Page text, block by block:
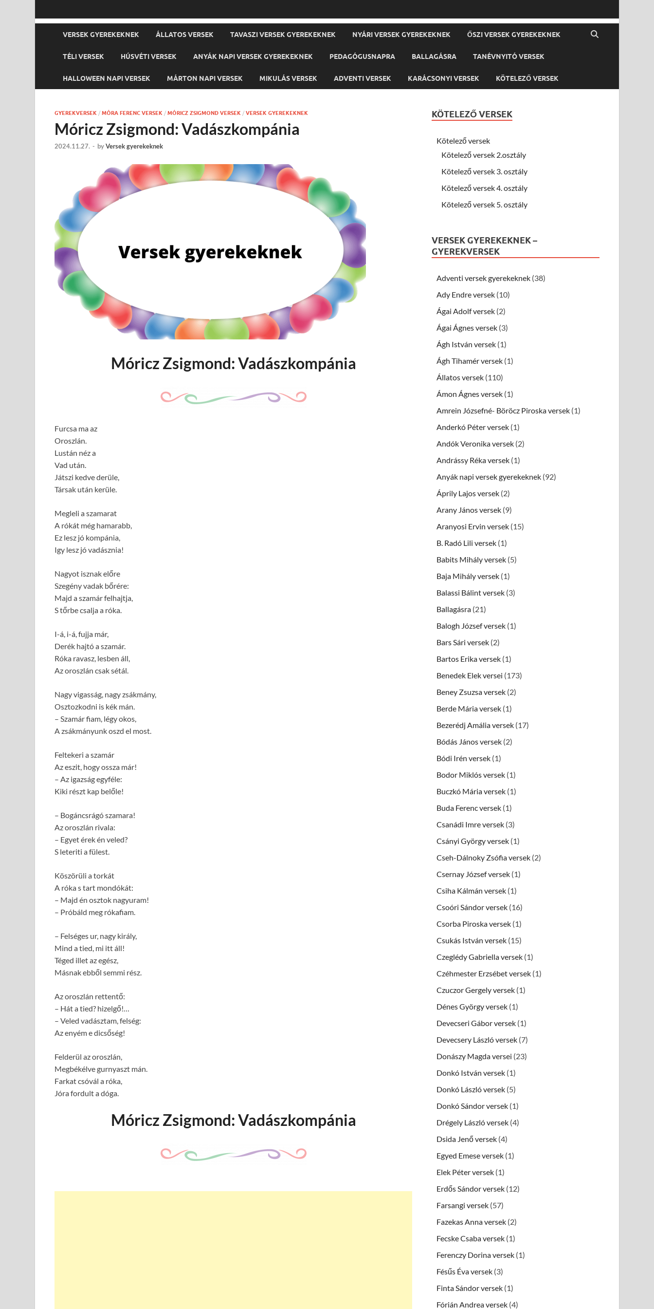
VERSEK GYEREKEKNEK ÁLLATOS VERSEK TAVASZI VERSEK GYEREKEKNEK NYÁRI VERSEK GYEREKEKNEK ŐSZI VERSEK GYEREKEKNEK
TÉLI VERSEK HÚSVÉTI VERSEK ANYÁK NAPI VERSEK GYEREKEKNEK PEDAGÓGUSNAPRA BALLAGÁSRA TANÉVNYITÓ VERSEK
HALLOWEEN NAPI VERSEK MÁRTON NAPI VERSEK MIKULÁS VERSEK ADVENTI VERSEK KARÁCSONYI VERSEK KÖTELEZŐ VERSEK
GYEREKVERSEK / MÓRA FERENC VERSEK / MÓRICZ ZSIGMOND VERSEK / VERSEK GYEREKEKNEK
Móricz Zsigmond: Vadászkompánia
2024.11.27. - byVersek gyerekeknek
Móricz Zsigmond: Vadászkompánia
Furcsa ma az
Oroszlán.
Lustán néz a
Vad után.
Játszi kedve derüle,
Társak után kerüle.
Megleli a szamarat
A rókát még hamarabb,
Ez lesz jó kompánia,
Igy lesz jó vadásznia!
Nagyot isznak előre
Szegény vadak bőrére:
Majd a szamár felhajtja,
S tőrbe csalja a róka.
I-á, i-á, fujja már,
Derék hajtó a szamár.
Róka ravasz, lesben áll,
Az oroszlán csak sétál.
Nagy vigasság, nagy zsákmány,
Osztozkodni is kék mán.
– Szamár fiam, légy okos,
A zsákmányunk oszd el most.
Feltekeri a szamár
Az eszit, hogy ossza már!
– Az igazság egyféle:
Kiki részt kap belőle!
– Bogáncsrágó szamara!
Az oroszlán rivala:
– Egyet érek én veled?
S leteriti a fülest.
Köszörüli a torkát
A róka s tart mondókát:
– Majd én osztok nagyuram!
– Próbáld meg rókafiam.
– Felséges ur, nagy király,
Mind a tied, mi itt áll!
Téged illet az egész,
Másnak ebből semmi rész.
Az oroszlán rettentő:
– Hát a tied? hizelgő!…
– Veled vadásztam, felség:
Az enyém e dicsőség!
Felderül az oroszlán,
Megbékélve gurnyaszt mán.
Farkat csóvál a róka,
Jóra fordult a dóga.
Móricz Zsigmond: Vadászkompánia
KÖTELEZŐ VERSEK
Kötelező versek
Kötelező versek 2.osztály
Kötelező versek 3. osztály
Kötelező versek 4. osztály
Kötelező versek 5. osztály
VERSEK GYEREKEKNEK –
GYEREKVERSEK
Adventi versek gyerekeknek (38)
Ady Endre versek (10)
Ágai Adolf versek (2)
Ágai Ágnes versek (3)
Ágh István versek (1)
Ágh Tihamér versek (1)
Állatos versek (110)
Ámon Ágnes versek (1)
Amrein Józsefné- Böröcz Piroska versek (1)
Anderkó Péter versek (1)
Andók Veronika versek (2)
Andrássy Réka versek (1)
Anyák napi versek gyerekeknek (92)
Áprily Lajos versek (2)
Arany János versek (9)
Aranyosi Ervin versek (15)
B. Radó Lili versek (1)
Babits Mihály versek (5)
Baja Mihály versek (1)
Balassi Bálint versek (3)
Ballagásra (21)
Balogh József versek (1)
Bars Sári versek (2)
Bartos Erika versek (1)
Benedek Elek versei (173)
Beney Zsuzsa versek (2)
Berde Mária versek (1)
Bezerédj Amália versek (17)
Bódás János versek (2)
Bódi Irén versek (1)
Bodor Miklós versek (1)
Buczkó Mária versek (1)
Buda Ferenc versek (1)
Csanádi Imre versek (3)
Csányi György versek (1)
Cseh-Dálnoky Zsófia versek (2)
Csernay József versek (1)
Csiha Kálmán versek (1)
Csoóri Sándor versek (16)
Csorba Piroska versek (1)
Csukás István versek (15)
Czeglédy Gabriella versek (1)
Czéhmester Erzsébet versek (1)
Czuczor Gergely versek (1)
Dénes György versek (1)
Devecseri Gábor versek (1)
Devecsery László versek (7)
Donászy Magda versei (23)
Donkó István versek (1)
Donkó László versek (5)
Donkó Sándor versek (1)
Drégely László versek (4)
Dsida Jenő versek (4)
Egyed Emese versek (1)
Elek Péter versek (1)
Erdős Sándor versek (12)
Farsangi versek (57)
Fazekas Anna versek (2)
Fecske Csaba versek (1)
Ferenczy Dorina versek (1)
Fésűs Éva versek (3)
Finta Sándor versek (1)
Fórián Andrea versek (4)